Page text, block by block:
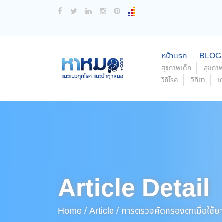
หน้าแรก BLOG
สุขภาพเด็ก
สุขภ
วิกิโรค
วิกิยา
Article Detail
Home /Article / การตรวจคัดกรองตาเมื่อใ